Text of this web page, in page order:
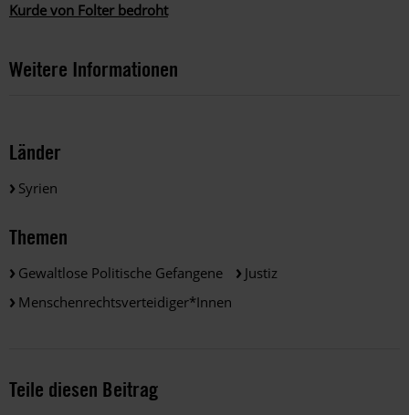
Kurde von Folter bedroht
Weitere Informationen
Länder
Syrien
Themen
Gewaltlose Politische Gefangene
Justiz
Menschenrechtsverteidiger*innen
Teile diesen Beitrag